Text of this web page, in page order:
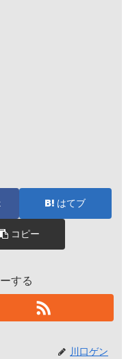
はてブ
コピー
する
川口ゲン